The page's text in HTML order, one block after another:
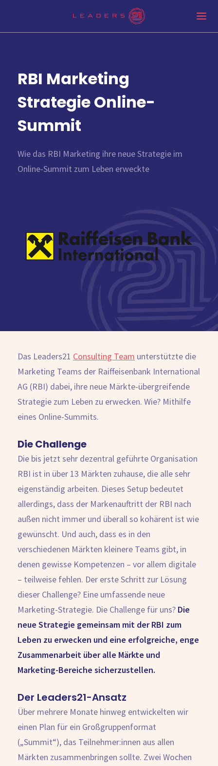
RBI Marketing
Strategie Online-
Summit
Wie das RBI Marketing ihre neue Strategie im
Online-Summit zum Leben erweckte
Das Leaders21 Consulting Team unterstützte die
Marketing Teams der Raiffeisenbank International
AG (RBI) dabei, ihre neue Märkte-übergreifende
Strategie zum Leben zu erwecken. Wie? Mithilfe
eines Online-Summits.
Die Challenge
Die bis jetzt sehr dezentral geführte Organisation
RBI ist in über 13 Märkten zuhause, die alle sehr
eigenständig arbeiten. Dieses Setup bedeutet
allerdings, dass der Markenauftritt der RBI nach
außen nicht immer und überall so kohärent ist wie
gewünscht. Und auch, dass es in den
verschiedenen Märkten kleinere Teams gibt, in
denen gewisse Kompetenzen – vor allem digitale
– teilweise fehlen. Der erste Schritt zur Lösung
dieser Challenge? Eine umfassende neue
Marketing-Strategie. Die Challenge für uns? Die
neue Strategie gemeinsam mit der RBI zum
Leben zu erwecken und eine erfolgreiche, enge
Zusammenarbeit über alle Märkte und
Marketing-Bereiche sicherzustellen.
Der Leaders21-Ansatz
Über mehrere Monate hinweg entwickelten wir
einen Plan für ein Großgruppenformat
(„Summit“), das Teilnehmer:innen aus allen
Märkten zusammenbringen sollte. Zwei Wochen